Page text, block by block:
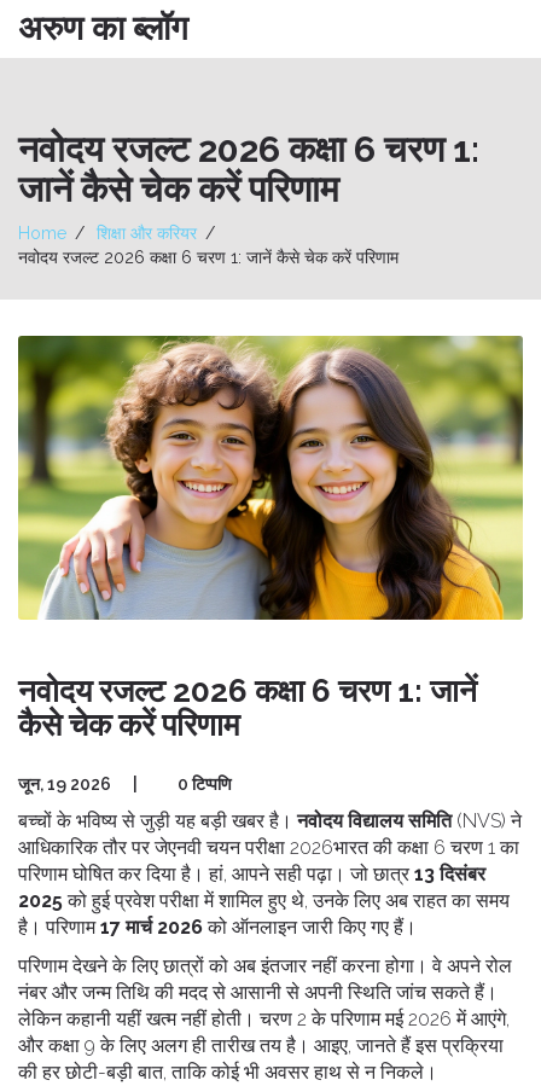
अरुण का ब्लॉग
नवोदय रजल्ट 2026 कक्षा 6 चरण 1:
जानें कैसे चेक करें परिणाम
Home
शिक्षा और करियर
नवोदय रजल्ट 2026 कक्षा 6 चरण 1: जानें कैसे चेक करें परिणाम
नवोदय रजल्ट 2026 कक्षा 6 चरण 1: जानें
कैसे चेक करें परिणाम
जून, 19 2026 0 टिप्पणि
बच्चों के भविष्य से जुड़ी यह बड़ी खबर है।नवोदय विद्यालय समिति(NVS) ने
आधिकारिक तौर परजेएनवी चयन परीक्षा 2026भारतकी कक्षा 6 चरण 1 का
परिणाम घोषित कर दिया है। हां, आपने सही पढ़ा। जो छात्र 13 दिसंबर
2025को हुई प्रवेश परीक्षा में शामिल हुए थे, उनके लिए अब राहत का समय
है। परिणाम17 मार्च 2026को ऑनलाइन जारी किए गए हैं।
परिणाम देखने के लिए छात्रों को अब इंतजार नहीं करना होगा। वे अपने रोल
नंबर और जन्म तिथि की मदद से आसानी से अपनी स्थिति जांच सकते हैं।
लेकिन कहानी यहीं खत्म नहीं होती। चरण 2 के परिणाम मई 2026 में आएंगे,
और कक्षा 9 के लिए अलग ही तारीख तय है। आइए, जानते हैं इस प्रक्रिया
की हर छोटी-बड़ी बात, ताकि कोई भी अवसर हाथ से न निकले।